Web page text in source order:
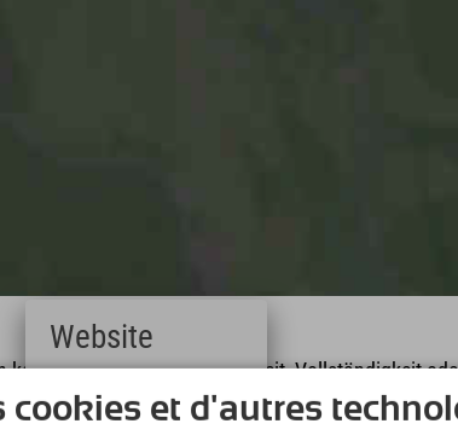
keine Haftung für die Richtigkeit, Vollständigkeit
empfehlen die Mitnahme einer zusätzlichen
cookies et d'autres
Website
Deutsch
(German)